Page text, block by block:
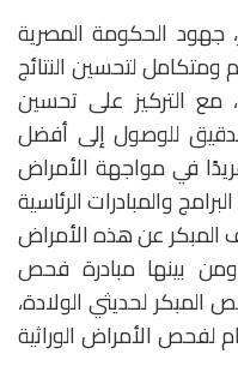
جهود الحكومة المصرية
لتحسين النتائج
مع التركيز على تحسين
للوصول إلى أفضل
في مواجهة الأمراض
والمبادرات الرئاسية
عن هذه الأمراض
ومن بينها مبادرة فحص
المبكر لحديثي الولادة،
لفحص الأمراض الوراثية